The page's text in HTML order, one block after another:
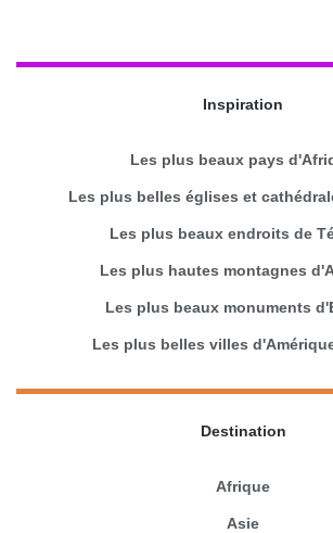
Inspiration
Les plus beaux pays
Les plus belles églises et
Les plus beaux endroits de
Les plus hautes montagnes
Les plus beaux monuments
Les plus belles villes
Destination
Afrique
Asie